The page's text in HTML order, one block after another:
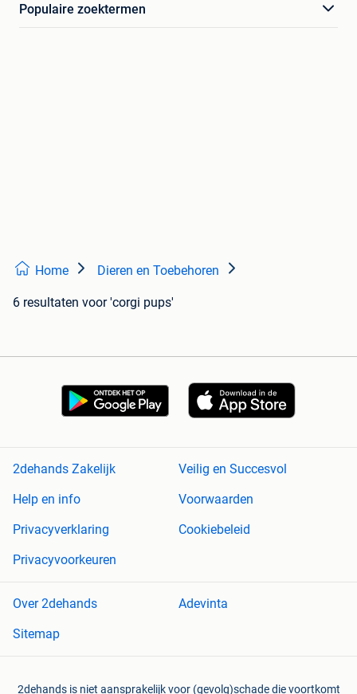
Populaire zoektermen
Home Dieren en Toebehoren
6 resultaten voor 'corgi pups'
2dehands Zakelijk
Veilig en Succesvol
Help en info
Voorwaarden
Privacyverklaring
Cookiebeleid
Privacyvoorkeuren
Over 2dehands
Adevinta
Sitemap
2dehands is niet aansprakelijk voor (gevolg)schade die voortkomt